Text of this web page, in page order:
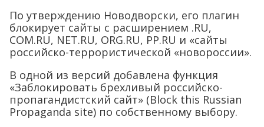
По утверждению Новодворски, его плагин
блокирует сайты с расширением .RU,
COM.RU, NET.RU, ORG.RU, PP.RU и «сайты
российско-террористической «новороссии».
В одной из версий добавлена функция
«Заблокировать брехливый российско-
пропагандистский сайт» (Block this Russian
Propaganda site) по собственному выбору.